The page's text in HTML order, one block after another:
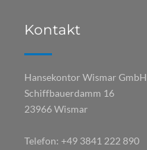
Kontakt
Hansekontor Wismar GmbH
Schiffbauerdamm 16
23966 Wismar
Telefon: +49 3841 222 890